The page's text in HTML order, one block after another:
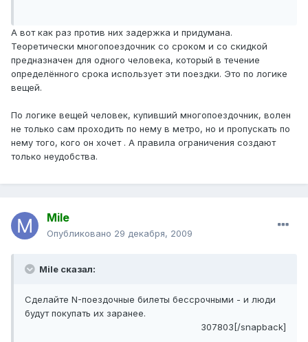
А вот как раз против них задержка и придумана.
Теоретически многопоездочник со сроком и со скидкой
предназначен для одного человека, который в течение
определённого срока использует эти поездки. Это по логике
вещей.
По логике вещей человек, купивший многопоездочник, волен
не только сам проходить по нему в метро, но и пропускать по
нему того, кого он хочет . А правила ограничения создают
только неудобства.
Mile
Опубликовано 29 декабря, 2009
Mile сказал:
Сделайте N-поездочные билеты бессрочными - и люди
будут покупать их заранее.
307803[/snapback]